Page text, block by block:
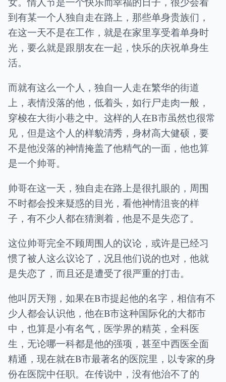
到有某一个人独自走在路上，那些单身贵族们，
在这一天不是在工作，就是在家里享受着单身时
光，要么就是跟朋友在一起，快乐的庆祝单身生
活。
而就有这么一个人，独自一人走在繁华的街道
上，表情没落的他，低着头，如行尸走肉一般，
穿梭在大街小巷之中。这样的人在B市虽然也很常
见，但是这个人的样貌清秀，身材高大健硕，要
不是他没落的神情掩盖了他精气的一面，他也算
是一个帅哥。
帅哥在这一天，独自走在路上是很扎眼的，周围
不时都会投来疑惑的目光，看他神情沮丧的样
子，有不少人都在猜测着，他是不是失恋了。
这位帅哥完全不顾周围人的议论，或许是已经习
惯了被人这么议论了，况且他们说的也对，他就
是失恋了，而且还是遭受了很严重的打击。
他叫厉天翔，如果在B市提起他的名字，相信有不
少人都会认识他，他在B市这种国际化的大都市
中，也算是小有名气，医学界的精英，全科医
生，无论哪一科都是他的强项，甚至中西医全面
精通，现在就在B市最著名的医院里，以专家的身
份在医院中任职。在传说中，没有他治不了的